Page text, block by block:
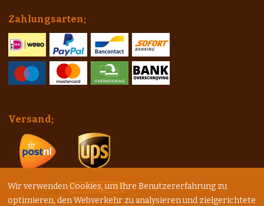
Zahlungsarten;
Versand;
Wir verwenden Cookies, um Ihre Benutzererfahrung zu
optimieren, den Webverkehr zu analysieren und zielgerichtete